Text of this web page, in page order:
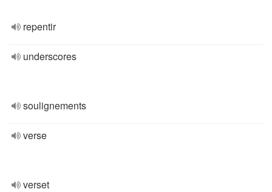
repentir
underscores
soulignements
verse
verset